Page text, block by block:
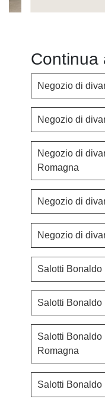
Continua
Negozio di
Negozio di
Negozio di
Romagna
Negozio di
Negozio di
Salotti Bonaldo
Salotti Bonaldo
Salotti Bonaldo
Romagna
Salotti Bonaldo